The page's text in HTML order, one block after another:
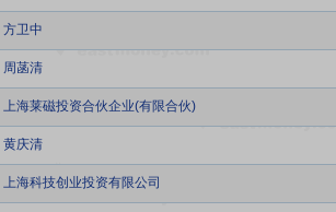
方卫中
周菡清
上海莱磁投资合伙企业(有限合伙)
黄庆清
上海科技创业投资有限公司